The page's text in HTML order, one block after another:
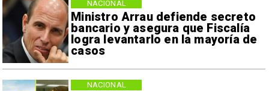
Ministro Arrau defiende secreto
bancario y asegura que Fiscalía
logra levantarlo en la mayoría de
casos
NACIONAL
NACIONAL